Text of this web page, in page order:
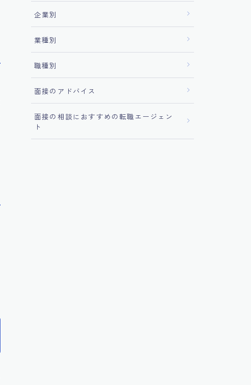
企業別
業種別
職種別
面接のアドバイス
面接の相談におすすめの転職エージェン
ト